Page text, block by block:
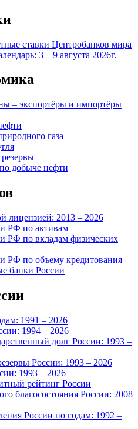
ставки Центробанков мира
3 – 9 августа 2026г.
– экспортёры и импортёры
газа
добыче нефти
лицензией: 2013 – 2026
РФ по активам
РФ по вкладам физических
РФ по объему кредитования
банки России
1991 – 2026
1994 – 2026
долг России: 1993 –
России: 1993 – 2026
1993 – 2026
рейтинг России
благосостояния России: 2008
России по годам: 1992 –